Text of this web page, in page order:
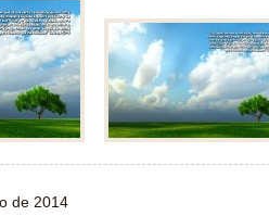
de 2014